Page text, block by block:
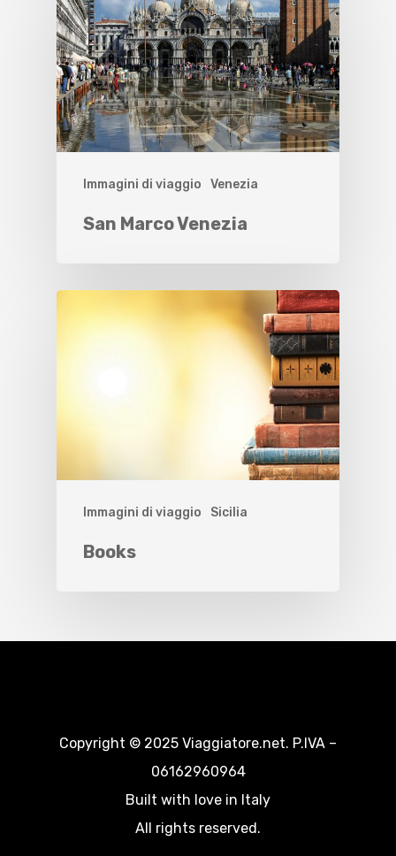
Immagini di viaggio Venezia
San Marco Venezia
Immagini di viaggio Sicilia
Books
Copyright © 2025 Viaggiatore.net. P.IVA –
06162960964
Built with love in Italy
All rights reserved.